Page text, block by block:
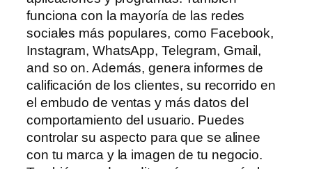
funciona con la mayoría de las redes
sociales más populares, como Facebook,
Instagram, WhatsApp, Telegram, Gmail,
and so on. Además, genera informes de
calificación de los clientes, su recorrido en
el embudo de ventas y más datos del
comportamiento del usuario. Puedes
controlar su aspecto para que se alinee
con tu marca y la imagen de tu negocio.